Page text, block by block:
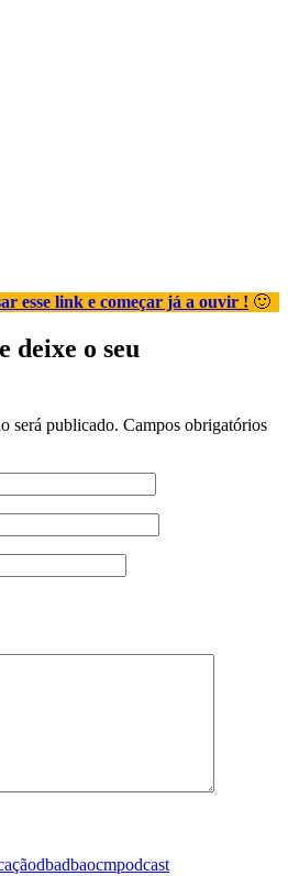
esse link e começar já a ouvir ! 🙂
deixe o seu
será publicado. Campos obrigatórios
dbadbaocmpodcast